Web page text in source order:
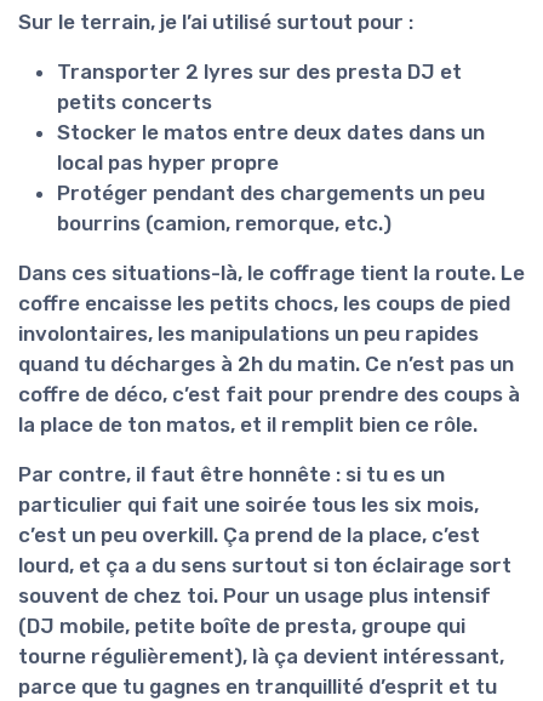
Sur le terrain, je l’ai utilisé surtout pour :
Transporter 2 lyres sur des presta DJ et
petits concerts
Stocker le matos entre deux dates dans un
local pas hyper propre
Protéger pendant des chargements un peu
bourrins (camion, remorque, etc.)
Dans ces situations-là, le coffrage tient la route. Le
coffre encaisse les petits chocs, les coups de pied
involontaires, les manipulations un peu rapides
quand tu décharges à 2h du matin. Ce n’est pas un
coffre de déco, c’est fait pour prendre des coups à
la place de ton matos, et il remplit bien ce rôle.
Par contre, il faut être honnête : si tu es un
particulier qui fait une soirée tous les six mois,
c’est un peu overkill. Ça prend de la place, c’est
lourd, et ça a du sens surtout si ton éclairage sort
souvent de chez toi. Pour un usage plus intensif
(DJ mobile, petite boîte de presta, groupe qui
tourne régulièrement), là ça devient intéressant,
parce que tu gagnes en tranquillité d’esprit et tu